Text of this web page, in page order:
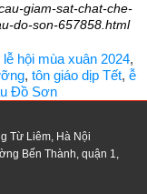
giam-sat-chat-che-
do-son-657858.html
lễ hội mùa xuân 2024,
, tôn giáo dịp Tết, ễ
Đồ Sơn
Từ Liêm, Hà Nội
Bến Thành, quận 1,